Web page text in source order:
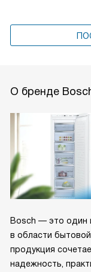
О бренде
Bosch — это один
в области
продукция
надежность,